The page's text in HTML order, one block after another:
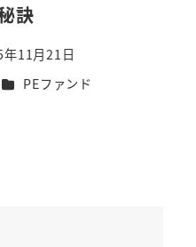
訣
11月21日
カテゴリー
PEファンド